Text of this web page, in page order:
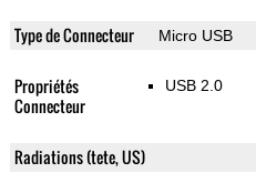
Type de Connecteur Micro USB
Propriétés
Connecteur
USB 2.0
Radiations (tete, US)